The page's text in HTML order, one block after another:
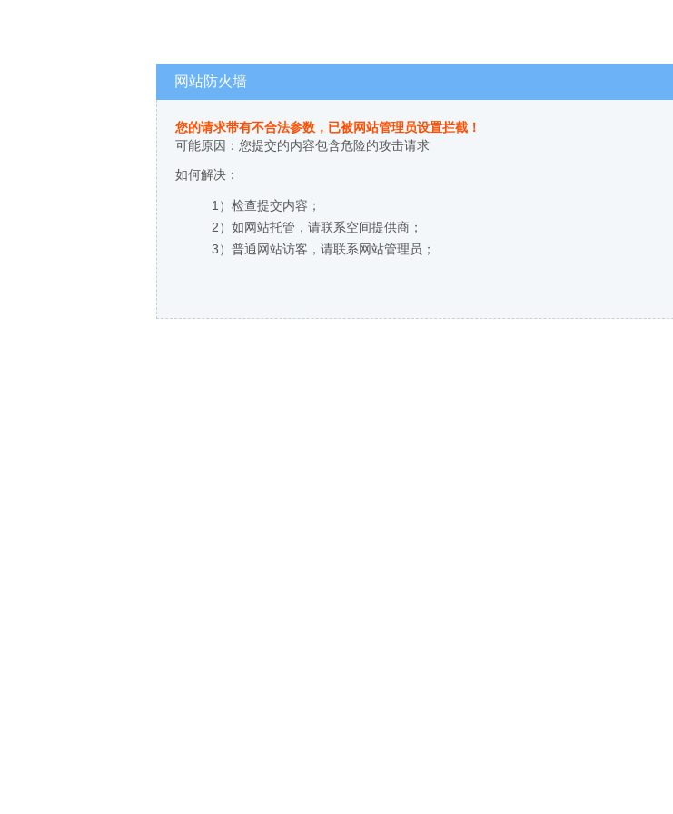
网站防火墙
您的请求带有不合法参数，已被网站管理员设置拦截！
可能原因：您提交的内容包含危险的攻击请求
如何解决：
1）检查提交内容；
2）如网站托管，请联系空间提供商；
3）普通网站访客，请联系网站管理员；